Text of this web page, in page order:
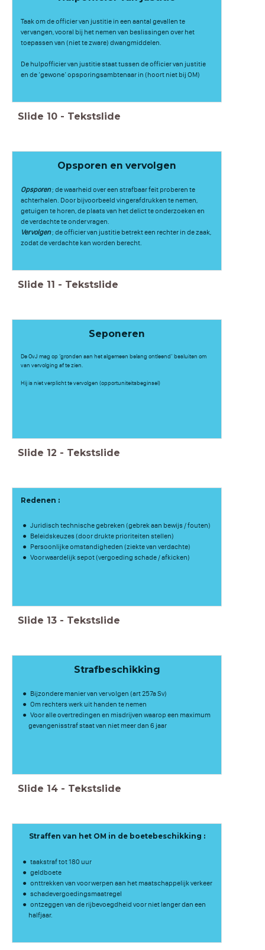
Taak om de officier van justitie in een aantal gevallen te
vervangen, vooral bij het nemen van beslissingen over het
toepassen van (niet te zware) dwangmiddelen.
De hulpofficier van justitie staat tussen de officier van justitie
en de ‘gewone’ opsporingsambtenaar in (hoort niet bij OM)
Slide 10 - Tekstslide
Opsporen en vervolgen
Opsporen; de waarheid over een strafbaar feit proberen te
achterhalen. Door bijvoorbeeld vingerafdrukken te nemen,
getuigen te horen, de plaats van het delict te onderzoeken en
de verdachte te ondervragen.
Vervolgen; de officier van justitie betrekt een rechter in de zaak,
zodat de verdachte kan worden berecht.
Slide 11 - Tekstslide
Seponeren
De OvJ mag op ‘gronden aan het algemeen belang ontleend’ besluiten om
van vervolging af te zien.
Hij is niet verplicht te vervolgen (opportuniteitsbeginsel)
Slide 12 - Tekstslide
Redenen :
Juridisch technische gebreken (gebrek aan bewijs / fouten)
Beleidskeuzes (door drukte prioriteiten stellen)
Persoonlijke omstandigheden (ziekte van verdachte)
Voorwaardelijk sepot (vergoeding schade / afkicken)
Slide 13 - Tekstslide
Strafbeschikking
Bijzondere manier van vervolgen (art 257a Sv)
Om rechters werk uit handen te nemen
Voor alle overtredingen en misdrijven waarop een maximum
gevangenisstraf staat van niet meer dan 6 jaar
Slide 14 - Tekstslide
Straffen van het OM in de boetebeschikking :
taakstraf tot 180 uur
geldboete
onttrekken van voorwerpen aan het maatschappelijk verkeer
schadevergoedingsmaatregel
ontzeggen van de rijbevoegdheid voor niet langer dan een
halfjaar.